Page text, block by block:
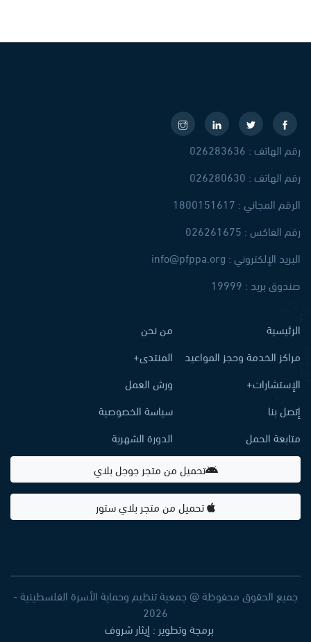
رقم الهاتف : 026283636
رقم الهاتف : 026280630
الرقم المجاني : 1800151617
رقم الفاكس : 026261675
البريد الإلكتروني : info@pfppa.org
صندوق بريد : 19999
الرئيسية
من نحن
مراكز الخدمة وحجز المواعيد
المنتدى+
الإستشارات+
ورش العمل
إتصل بنا
سياسة الخصوصية
متابعة الحمل
الدورة الشهرية
تحميل من متجر جوجل بلاي
تحميل من متجر بلاي ستور
جميع الحقوق محفوظة @ جمعية تنظيم وحماية الأسرة الفلسطينية -
2026
برمجة وتطوير : إيثار شروف